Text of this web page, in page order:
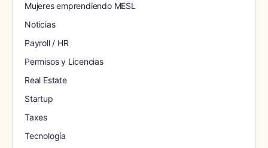
Mujeres emprendiendo MESL
Noticias
Payroll / HR
Permisos y Licencias
Real Estate
Startup
Taxes
Tecnología